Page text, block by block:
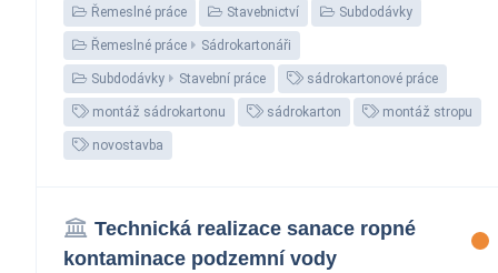
Řemeslné práce Stavebnictví Subdodávky
Řemeslné práce Sádrokartonáři
Subdodávky Stavební práce sádrokartonové práce
montáž sádrokartonu sádrokarton montáž stropu
novostavba
Technická realizace sanace ropné
kontaminace podzemní vody